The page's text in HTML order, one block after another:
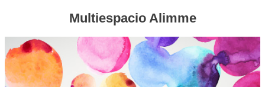
Multiespacio Alimme